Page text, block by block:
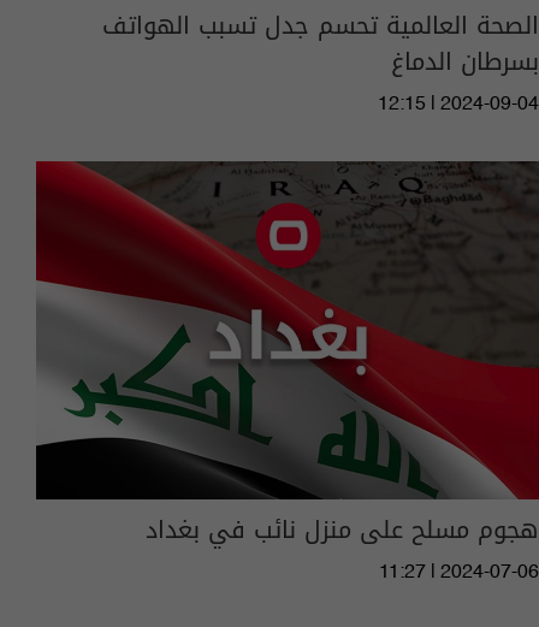
الصحة العالمية تحسم جدل تسبب الهواتف
بسرطان الدماغ
12:15 | 2024-09-04
هجوم مسلح على منزل نائب في بغداد
11:27 | 2024-07-06